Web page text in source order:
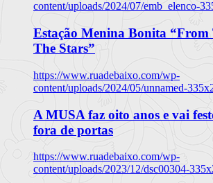
content/uploads/2024/07/emb_elenco-
Estação Menina Bonita “From
The Stars”
https://www.ruadebaixo.com/wp-
content/uploads/2024/05/unnamed-
A MUSA faz oito anos e vai
fora de portas
https://www.ruadebaixo.com/wp-
content/uploads/2023/12/dsc00304-